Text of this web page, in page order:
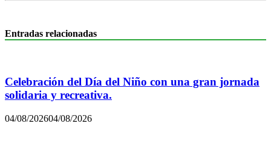
Entradas relacionadas
Celebración del Día del Niño con una gran jornada
solidaria y recreativa.
04/08/202604/08/2026